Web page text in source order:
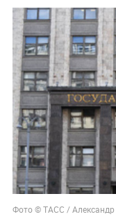
Фото © ТАСС /